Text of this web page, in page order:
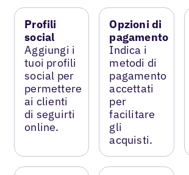
Profili
social
Aggiungi i
tuoi profili
social per
permettere
ai clienti
di seguirti
online.
Opzioni di
pagamento
Indica i
metodi di
pagamento
accettati
per
facilitare
gli
acquisti.